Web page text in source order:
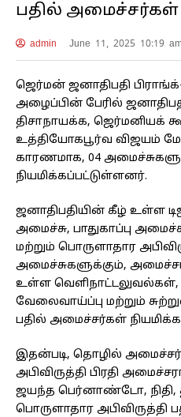
பதில்
admin June 11, 2025 10:19
ஜெர்மன் ஜனாதிபதி
அழைப்பின் பேரில்
திசாநாயக்க, ஜெர்மனியக்
உத்தியோகபூர்வ விஜயம்
காரணமாக, 04
நியமிக்கப்பட்டுள்ளனர்.
ஜனாதிபதியின் கீழ் உள்ள
அமைச்சு, பாதுகாப்பு
மற்றும் பொருளாதார
அமைச்சுகளுக்கும்,
உள்ள வெளிநாட்டலுவல்கள்,
வேலைவாய்ப்பு மற்றும்
பதில் அமைச்சர்கள்
இதன்படி, தொழில் அமைச்சர்
அபிவிருத்தி பிரதி
ஜயந்த பெர்னாண்டோ, நிதி,
பொருளாதார அபிவிருத்தி